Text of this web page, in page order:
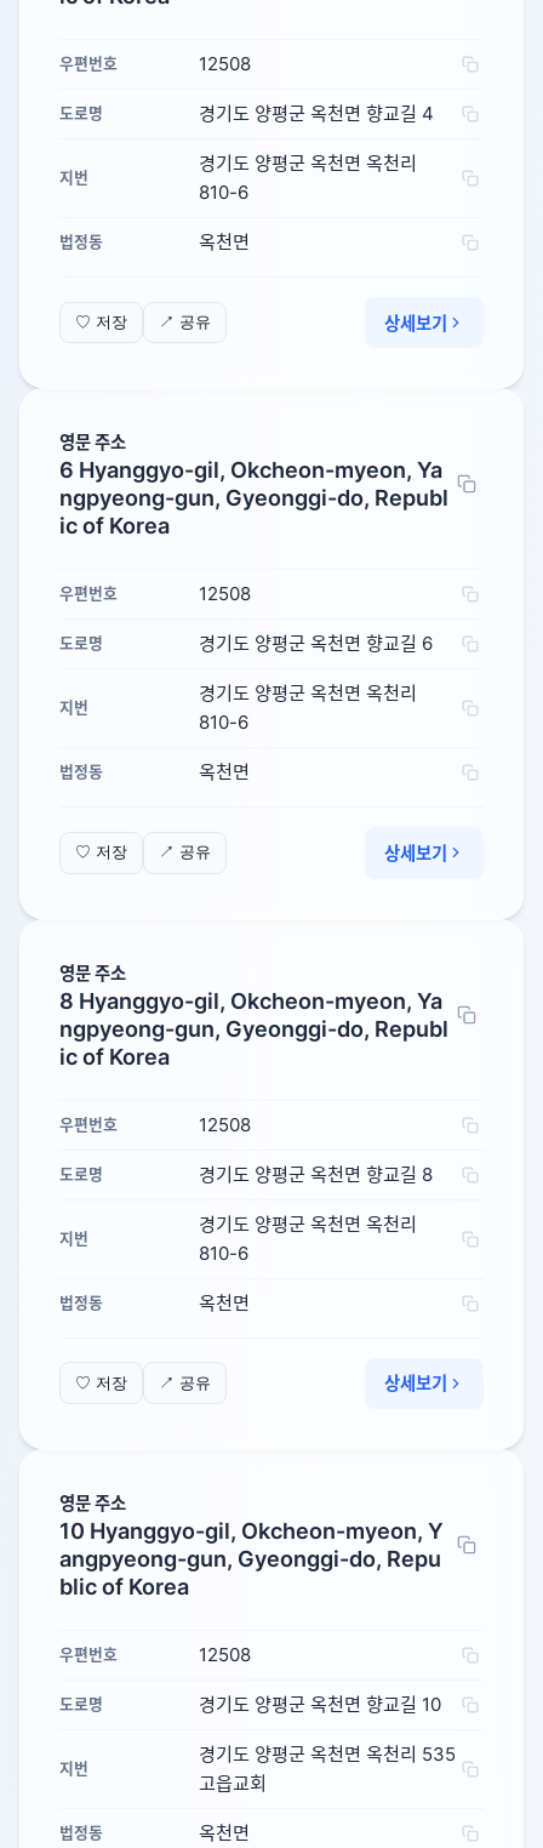
우편번호 12508
도로명 경기도 양평군 옥천면 향교길 4
지번
경기도 양평군 옥천면 옥천리
810-6
법정동 옥천면
♡ 저장 ↗ 공유 상세보기
영문 주소
6 Hyanggyo-gil, Okcheon-myeon, Ya
ngpyeong-gun, Gyeonggi-do, Republ
ic of Korea
우편번호 12508
도로명 경기도 양평군 옥천면 향교길 6
지번
경기도 양평군 옥천면 옥천리
810-6
법정동 옥천면
♡ 저장 ↗ 공유 상세보기
영문 주소
8 Hyanggyo-gil, Okcheon-myeon, Ya
ngpyeong-gun, Gyeonggi-do, Republ
ic of Korea
우편번호 12508
도로명 경기도 양평군 옥천면 향교길 8
지번
경기도 양평군 옥천면 옥천리
810-6
법정동 옥천면
♡ 저장 ↗ 공유 상세보기
영문 주소
10 Hyanggyo-gil, Okcheon-myeon, Y
angpyeong-gun, Gyeonggi-do, Repu
blic of Korea
우편번호 12508
도로명 경기도 양평군 옥천면 향교길 10
지번
경기도 양평군 옥천면 옥천리 535
고읍교회
법정동 옥천면